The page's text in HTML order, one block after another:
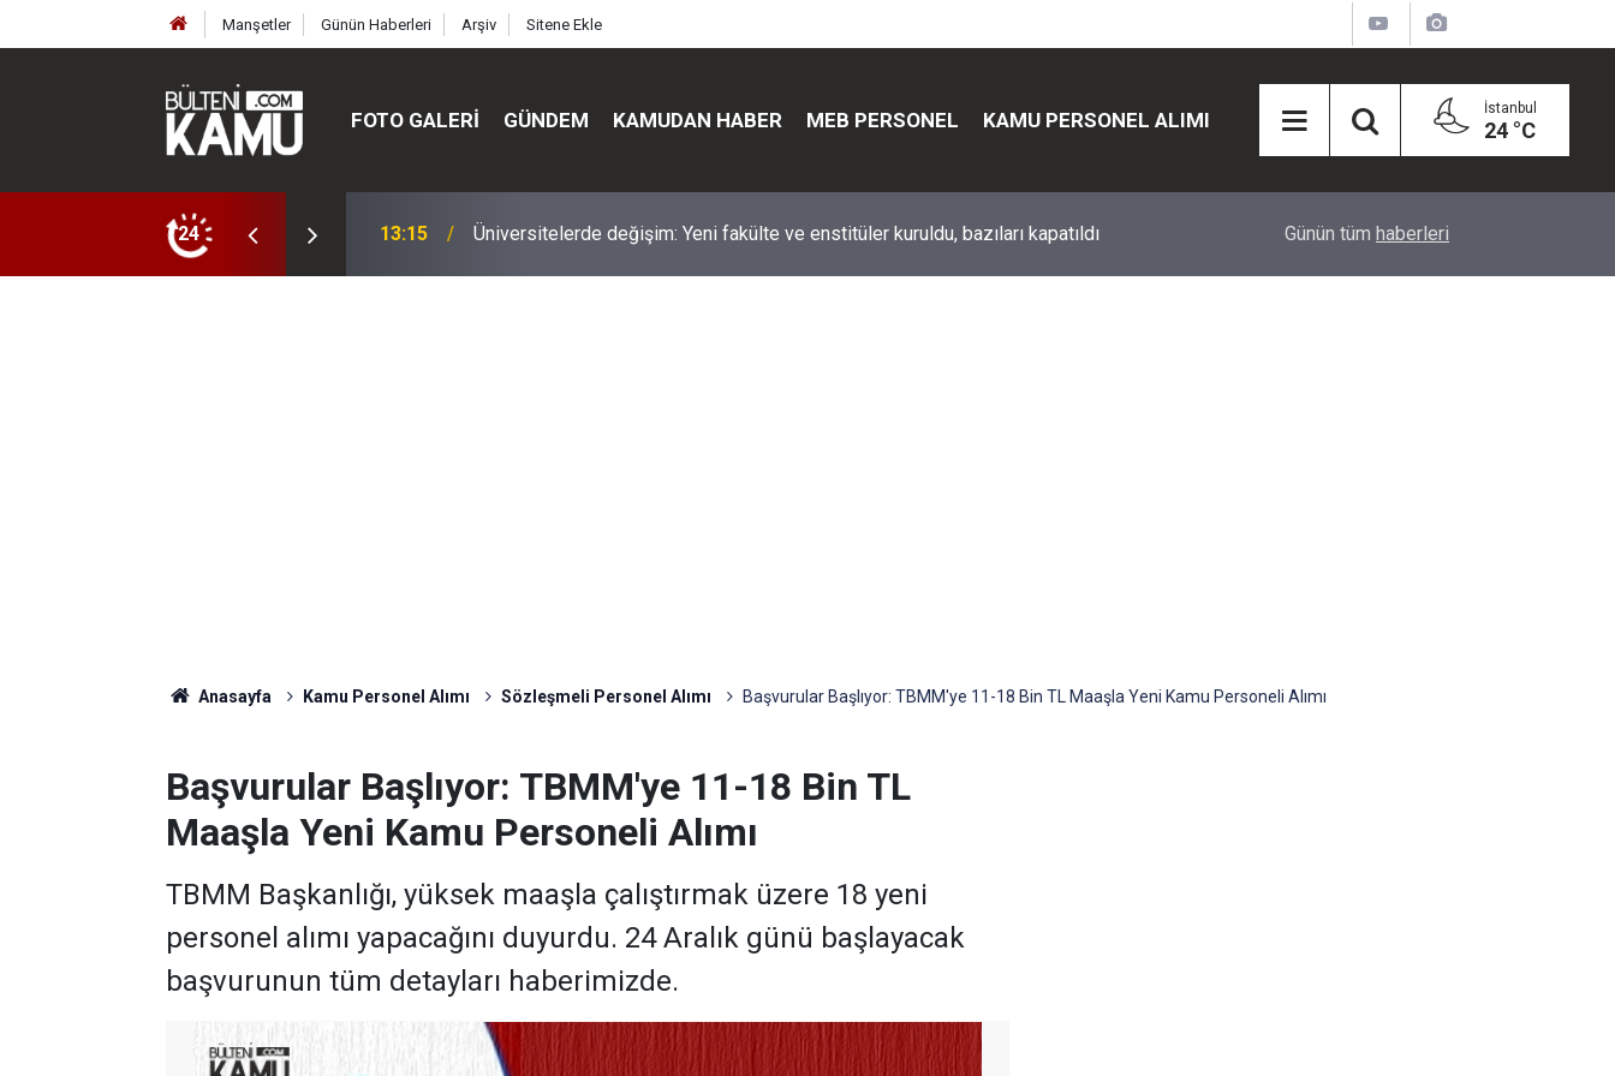
Manşetler Günün Haberleri Arşiv Sitene Ekle
FOTO GALERI GÜNDEM KAMUDAN HABER MEB PERSONEL KAMU PERSONEL ALIMI İstanbul
24 °C
24
ve enstitüler kuruldu, bazıları kapatıldı 13:00 MEB’de üst düzey değişim: Genel müdürler değişti, yeni isimler atandı Eğiti Bir Sen'den Kadınlar İçin Olay Teklif:
Günün tüm haberleri
Anasayfa Kamu Personel Alımı Sözleşmeli Personel Alımı Başvurular Başlıyor: TBMM'ye 11-18 Bin TL Maaşla Yeni Kamu Personeli Alımı
Başvurular Başlıyor: TBMM'ye 11-18 Bin TL
Maaşla Yeni Kamu Personeli Alımı
TBMM Başkanlığı, yüksek maaşla çalıştırmak üzere 18 yeni
personel alımı yapacağını duyurdu. 24 Aralık günü başlayacak
başvurunun tüm detayları haberimizde.